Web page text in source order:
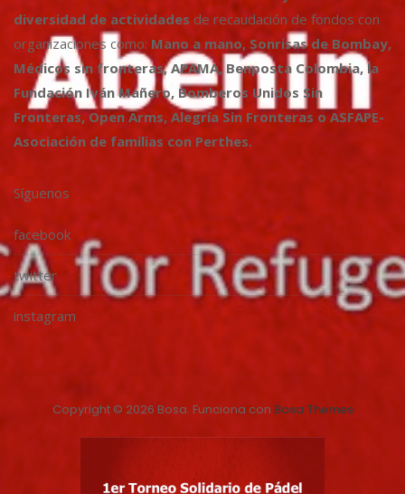
diversidad de actividades de recaudación de fondos con
organizaciones como: Mano a mano, Sonrisas de Bombay,
Médicos sin fronteras, APAMA, Benposta Colombia, la
Fundación Iván Mañero, Bomberos Unidos Sin
Fronteras, Open Arms, Alegría Sin Fronteras o ASFAPE-
Asociación de familias con Perthes.
Síguenos
facebook
twitter
instagram
Copyright © 2026 Bosa. Funciona con Bosa Themes